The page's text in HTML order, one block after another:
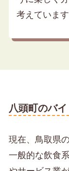
考えています
八頭町のバ
現在、鳥取県
一般的な飲食